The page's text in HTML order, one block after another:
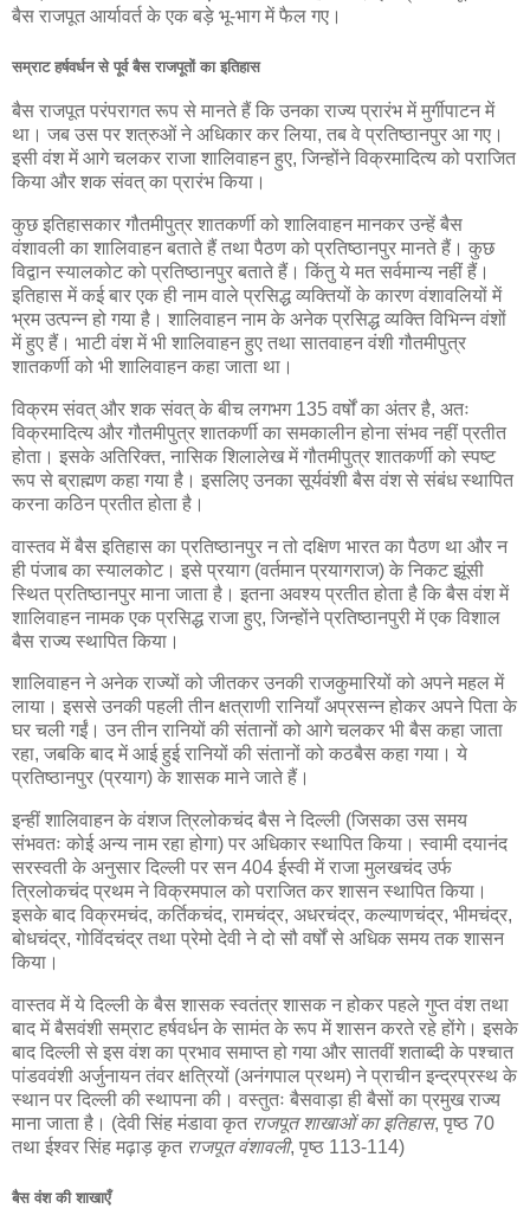
बैस राजपूत आर्यावर्त के एक बड़े भू-भाग में फैल गए।
सम्राट हर्षवर्धन से पूर्व बैस राजपूतों का इतिहास
बैस राजपूत परंपरागत रूप से मानते हैं कि उनका राज्य प्रारंभ में मुर्गीपाटन में
था। जब उस पर शत्रुओं ने अधिकार कर लिया, तब वे प्रतिष्ठानपुर आ गए।
इसी वंश में आगे चलकर राजा शालिवाहन हुए, जिन्होंने विक्रमादित्य को पराजित
किया और शक संवत् का प्रारंभ किया।
कुछ इतिहासकार गौतमीपुत्र शातकर्णी को शालिवाहन मानकर उन्हें बैस
वंशावली का शालिवाहन बताते हैं तथा पैठण को प्रतिष्ठानपुर मानते हैं। कुछ
विद्वान स्यालकोट को प्रतिष्ठानपुर बताते हैं। किंतु ये मत सर्वमान्य नहीं हैं।
इतिहास में कई बार एक ही नाम वाले प्रसिद्ध व्यक्तियों के कारण वंशावलियों में
भ्रम उत्पन्न हो गया है। शालिवाहन नाम के अनेक प्रसिद्ध व्यक्ति विभिन्न वंशों
में हुए हैं। भाटी वंश में भी शालिवाहन हुए तथा सातवाहन वंशी गौतमीपुत्र
शातकर्णी को भी शालिवाहन कहा जाता था।
विक्रम संवत् और शक संवत् के बीच लगभग 135 वर्षों का अंतर है, अतः
विक्रमादित्य और गौतमीपुत्र शातकर्णी का समकालीन होना संभव नहीं प्रतीत
होता। इसके अतिरिक्त, नासिक शिलालेख में गौतमीपुत्र शातकर्णी को स्पष्ट
रूप से ब्राह्मण कहा गया है। इसलिए उनका सूर्यवंशी बैस वंश से संबंध स्थापित
करना कठिन प्रतीत होता है।
वास्तव में बैस इतिहास का प्रतिष्ठानपुर न तो दक्षिण भारत का पैठण था और न
ही पंजाब का स्यालकोट। इसे प्रयाग (वर्तमान प्रयागराज) के निकट झूंसी
स्थित प्रतिष्ठानपुर माना जाता है। इतना अवश्य प्रतीत होता है कि बैस वंश में
शालिवाहन नामक एक प्रसिद्ध राजा हुए, जिन्होंने प्रतिष्ठानपुरी में एक विशाल
बैस राज्य स्थापित किया।
शालिवाहन ने अनेक राज्यों को जीतकर उनकी राजकुमारियों को अपने महल में
लाया। इससे उनकी पहली तीन क्षत्राणी रानियाँ अप्रसन्न होकर अपने पिता के
घर चली गईं। उन तीन रानियों की संतानों को आगे चलकर भी बैस कहा जाता
रहा, जबकि बाद में आई हुई रानियों की संतानों को कठबैस कहा गया। ये
प्रतिष्ठानपुर (प्रयाग) के शासक माने जाते हैं।
इन्हीं शालिवाहन के वंशज त्रिलोकचंद बैस ने दिल्ली (जिसका उस समय
संभवतः कोई अन्य नाम रहा होगा) पर अधिकार स्थापित किया। स्वामी दयानंद
सरस्वती के अनुसार दिल्ली पर सन 404 ईस्वी में राजा मुलखचंद उर्फ
त्रिलोकचंद प्रथम ने विक्रमपाल को पराजित कर शासन स्थापित किया।
इसके बाद विक्रमचंद, कर्तिकचंद, रामचंद्र, अधरचंद्र, कल्याणचंद्र, भीमचंद्र,
बोधचंद्र, गोविंदचंद्र तथा प्रेमो देवी ने दो सौ वर्षों से अधिक समय तक शासन
किया।
वास्तव में ये दिल्ली के बैस शासक स्वतंत्र शासक न होकर पहले गुप्त वंश तथा
बाद में बैसवंशी सम्राट हर्षवर्धन के सामंत के रूप में शासन करते रहे होंगे। इसके
बाद दिल्ली से इस वंश का प्रभाव समाप्त हो गया और सातवीं शताब्दी के पश्चात
पांडववंशी अर्जुनायन तंवर क्षत्रियों (अनंगपाल प्रथम) ने प्राचीन इन्द्रप्रस्थ के
स्थान पर दिल्ली की स्थापना की। वस्तुतः बैसवाड़ा ही बैसों का प्रमुख राज्य
माना जाता है। (देवी सिंह मंडावा कृत राजपूत शाखाओं का इतिहास, पृष्ठ 70
तथा ईश्वर सिंह मढ़ाड़ कृत राजपूत वंशावली, पृष्ठ 113-114)
बैस वंश की शाखाएँ